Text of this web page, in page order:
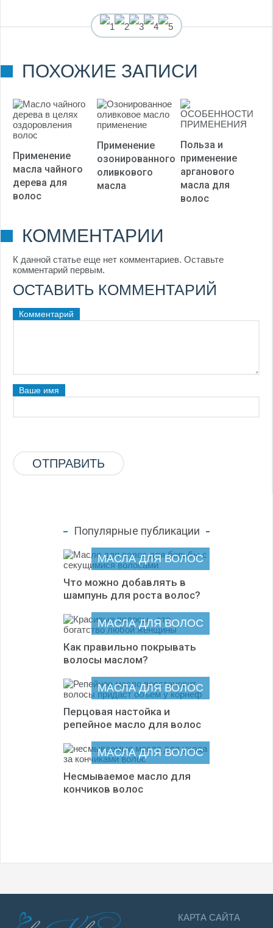
5,00из 5)
ПОХОЖИЕ ЗАПИСИ
Применение
масла чайного
дерева для
волос
Применение
озонированного
оливкового
масла
Польза и
применение
арганового
масла для
волос
КОММЕНТАРИИ
К данной статье еще нет комментариев. Оставьте
комментарий первым.
ОСТАВИТЬ КОММЕНТАРИЙ
Комментарий
Ваше имя
Популярные публикации
МАСЛА ДЛЯ ВОЛОС
Что можно добавлять в
шампунь для роста волос?
МАСЛА ДЛЯ ВОЛОС
Как правильно покрывать
волосы маслом?
МАСЛА ДЛЯ ВОЛОС
Перцовая настойка и
репейное масло для волос
МАСЛА ДЛЯ ВОЛОС
Несмываемое масло для
кончиков волос
КАРТА САЙТА